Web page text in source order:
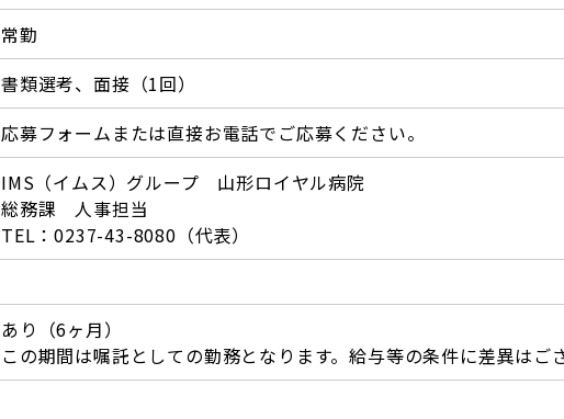
常勤
書類選考、面接（1回）
応募フォームまたは直接お電話でご応募ください。
IMS（イムス）グループ 山形ロイヤル病院
総務課 人事担当
TEL：0237-43-8080（代表）
あり（6ヶ月）
この期間は嘱託としての勤務となります。給与等の条件に差異はご